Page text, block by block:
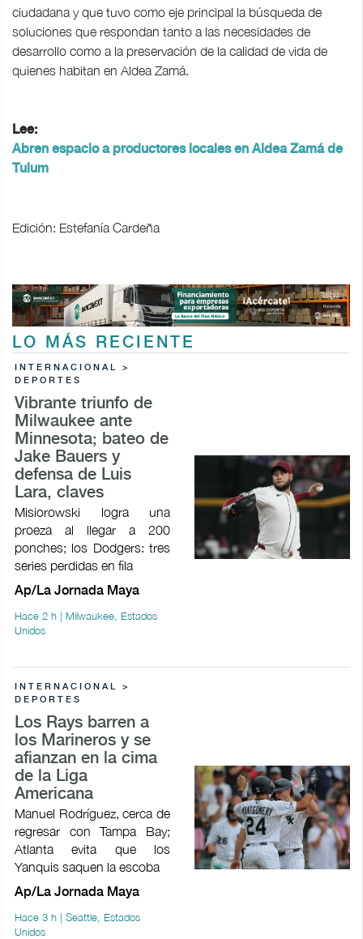
ciudadana y que tuvo como eje principal la búsqueda de
soluciones que respondan tanto a las necesidades de
desarrollo como a la preservación de la calidad de vida de
quienes habitan en Aldea Zamá.
Lee:
Abren espacio a productores locales en Aldea Zamá de
Tulum
Edición: Estefanía Cardeña
LO MÁS RECIENTE
INTERNACIONAL >
DEPORTES
Vibrante triunfo de
Milwaukee ante
Minnesota; bateo de
Jake Bauers y
defensa de Luis
Lara, claves
Misiorowski logra una
proeza al llegar a 200
ponches; los Dodgers: tres
series perdidas en fila
Ap/La Jornada Maya
Hace 2 h | Milwaukee, Estados
Unidos
INTERNACIONAL >
DEPORTES
Los Rays barren a
los Marineros y se
afianzan en la cima
de la Liga
Americana
Manuel Rodríguez, cerca de
regresar con Tampa Bay;
Atlanta evita que los
Yanquis saquen la escoba
Ap/La Jornada Maya
Hace 3 h | Seattle, Estados
Unidos